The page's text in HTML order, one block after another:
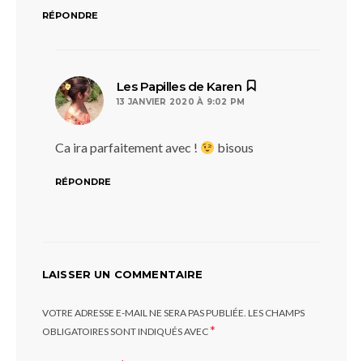
RÉPONDRE
Les Papilles de Karen
13 JANVIER 2020 À 9:02 PM
Ca ira parfaitement avec ! bisous
RÉPONDRE
LAISSER UN COMMENTAIRE
VOTRE ADRESSE E-MAIL NE SERA PAS PUBLIÉE. LES CHAMPS
OBLIGATOIRES SONT INDIQUÉS AVEC*